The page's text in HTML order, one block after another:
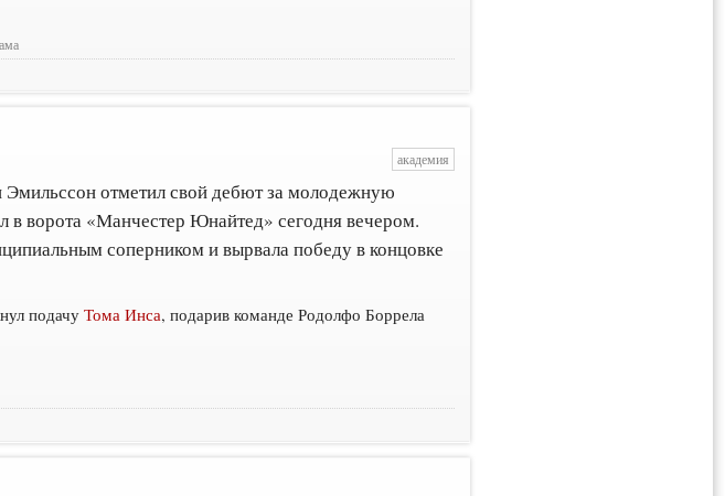
академия
отметил свой дебют за молодежную
в ворота «Манчестер Юнайтед» сегодня вечером.
соперником и вырвала победу в концовке
подачуТома Инса, подарив команде Родолфо Боррела